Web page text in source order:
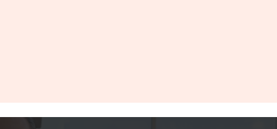
Estamos seguros que esta nueva versión les va a
la Outlander PHEV, que ha sido un exitazo, hemos
un vehículo con la más alta tecnología Mitsubishi”.